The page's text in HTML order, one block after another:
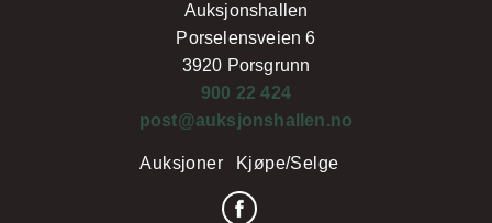
Auksjonshallen
Porselensveien 6
3920 Porsgrunn
900 22 424
post@auksjonshallen.no
Auksjoner Kjøpe/Selge